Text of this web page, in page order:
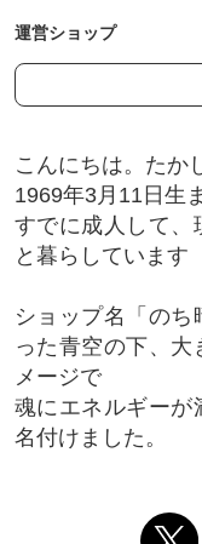
運営ショップ
こんにちは。たか
1969年3月11日生
すでに成人して、
と暮らしています
ショップ名「の
った青空の下、大
メージで
魂にエネルギーが
名付けました。
今苦しんでいる